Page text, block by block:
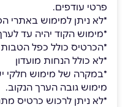
פרטי עודפים.
*לא ניתן למימוש באתרי
*מימוש הקוד יהיה עד
*הכרטיס כולל כפל
*לא כולל הנחות מועדון
*במקרה של מימוש חלקי
מימוש גובה הערך הנקוב.
*לא ניתן לרכוש כרטיס